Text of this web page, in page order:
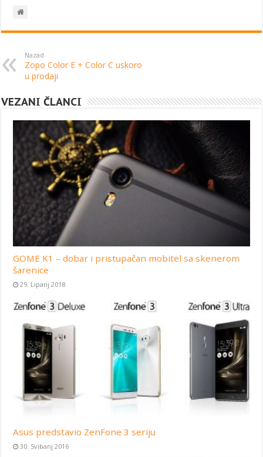
Nazad
Zopo Color E + Color C uskoro
u prodaji
VEZANI ČLANCI
GOME K1 – dobar i pristupačan mobitel sa skenerom
šarenice
29. Lipanj 2018
Asus predstavio ZenFone 3 seriju
30. Svibanj 2016